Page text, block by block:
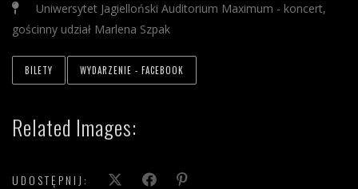
Uniwersytet Jagielloński Auditorium Maximum - koncert,
gościnny udział Marlena Szpak
BILETY WYDARZENIE - FACEBOOK
Related Images:
UDOSTĘPNIJ: